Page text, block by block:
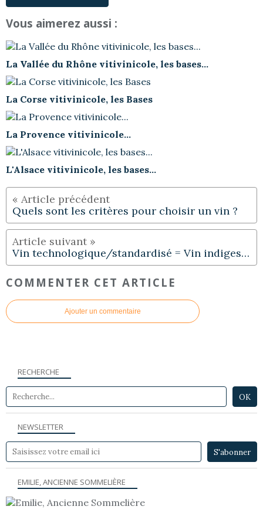
Vous aimerez aussi :
La Vallée du Rhône vitivinicole, les bases...
La Corse vitivinicole, les Bases
La Provence vitivinicole...
L'Alsace vitivinicole, les bases...
Quels sont les critères pour choisir un vin ?
Vin technologique/standardisé = Vin indigeste...
COMMENTER CET ARTICLE
Ajouter un commentaire
NEWSLETTER
RECHERCHE
EMILIE, ANCIENNE SOMMELIÈRE